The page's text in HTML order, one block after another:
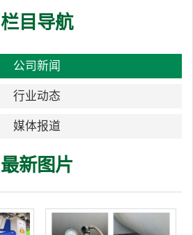
栏目导航
公司新闻
行业动态
媒体报道
最新图片